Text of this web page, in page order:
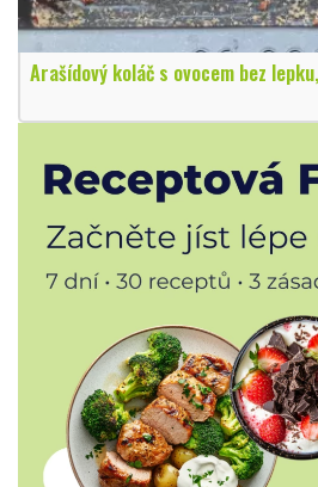
Arašídový koláč s ovocem bez